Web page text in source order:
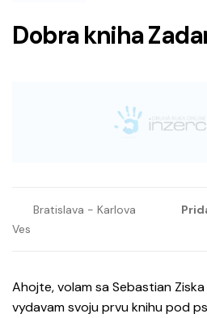
Dobra kniha
Bratislava - Karlova
Ves
Ahojte, volam sa Sebastian
vydavam svoju prvu knihu pod